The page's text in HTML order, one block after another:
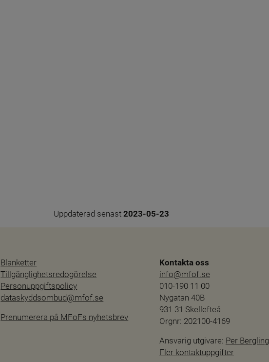
Uppdaterad senast 2023-05-23
Blanketter
Tillgänglighetsredogörelse
Personuppgiftspolicy
dataskyddsombud@mfof.se
Prenumerera på MFoFs nyhetsbrev
Kontakta oss
info@mfof.se
010-190 11 00
Nygatan 40B
931 31 Skellefteå
Orgnr: 202100-4169
Ansvarig utgivare: Per Bergling
Fler kontaktuppgifter